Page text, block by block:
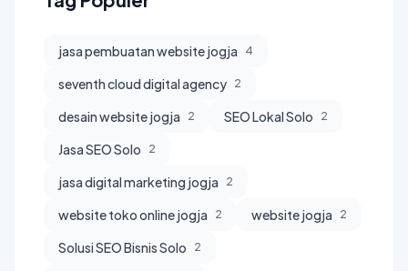
jasa pembuatan website jogja 4
seventh cloud digital agency 2
desain website jogja 2 SEO Lokal Solo 2
Jasa SEO Solo 2
jasa digital marketing jogja 2
website toko online jogja 2 website jogja 2
Solusi SEO Bisnis Solo 2